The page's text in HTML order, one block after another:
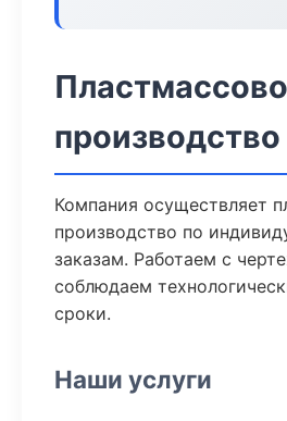
Компания осуществляет
производство по
заказам. Работаем с
соблюдаем
сроки.
Наши услуги